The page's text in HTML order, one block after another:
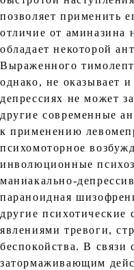
позволяет применить
отличие от аминазина
обладает некоторой
Выраженного
однако, не оказывает
депрессиях не может
другие современные
к применению
психомоторное
инволюционные
маниакально-
параноидная
другие психотические
явлениями тревоги,
беспокойства. В связи
затормаживающим